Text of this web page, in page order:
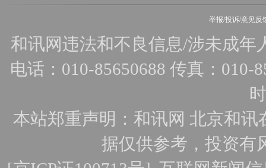
举报/投诉/意见反
和讯网违法和不良信息/涉未成年
电话：010-85650688 传真：010-
本站郑重声明：和讯网 北京和
据仅供参考，投资有